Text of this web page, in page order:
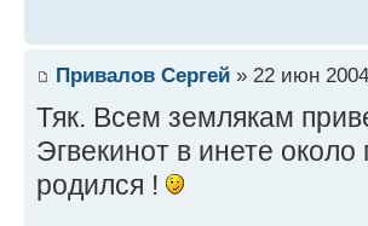
Привалов Сергей » 22 июн
Тяк. Всем землякам
Эгвекинот в инете
родился !